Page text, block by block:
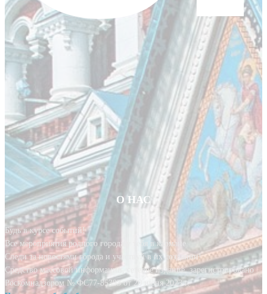
О НАС
Будь в курсе событий!
Все мероприятия родного города у тебя в кармане.
Следи за новостями города и участвуй в их создании!
Средство массовой информации, сетевое издание, зарегистрировано
Роскомнадзором № ФС77-85393 от 20 июня 2023 г.